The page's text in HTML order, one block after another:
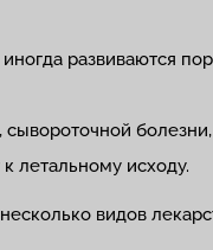
развиваются
летальному исходу.
видов